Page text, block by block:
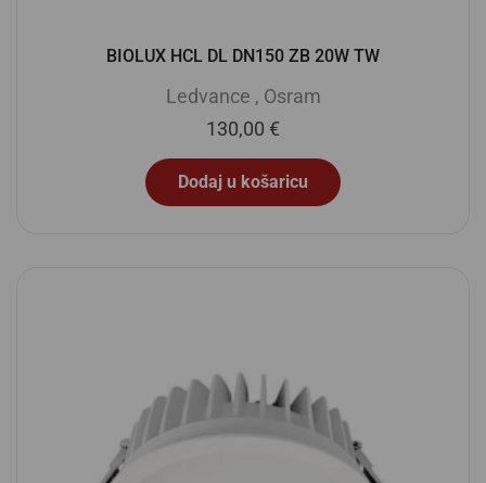
BIOLUX HCL DL DN150 ZB 20W TW
Ledvance , Osram
130,00 €
Dodaj u košaricu